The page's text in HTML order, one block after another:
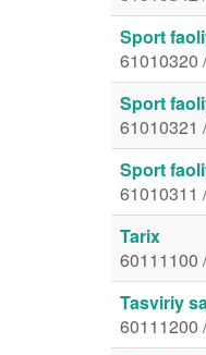
Sport
61010320
Sport
61010321
Sport
61010311
Tarix
60111100
Tasviriy
60111200